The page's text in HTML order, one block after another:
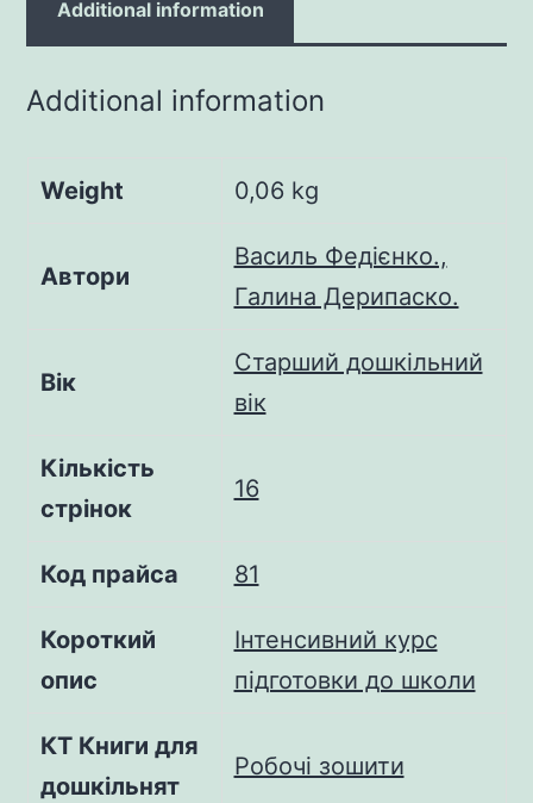
Additional information
Additional information
Weight 0,06 kg
Автори
Василь Федієнко.,
Галина Дерипаско.
Вік
Старший дошкільний
вік
Кількість
стрінок
16
Код прайса 81
Короткий
опис
Інтенсивний курс
підготовки до школи
КТ Книги для
дошкільнят
Робочі зошити